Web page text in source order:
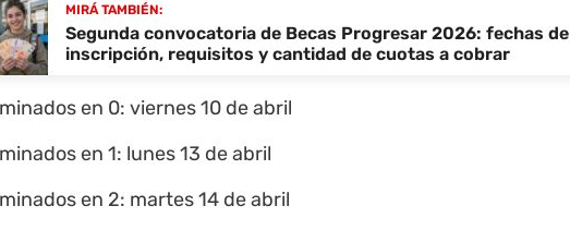
MIRÁ TAMBIÉN:
Segunda convocatoria de Becas Progresar 2026: fechas de
inscripción, requisitos y cantidad de cuotas a cobrar
en 0: viernes 10 de abril
en 1: lunes 13 de abril
en 2: martes 14 de abril